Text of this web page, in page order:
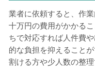
業者に依頼すると、作
十万円の費用がかかる
ちで対応すれば人件費
的な負担を抑えること
割ける方や少人数の整